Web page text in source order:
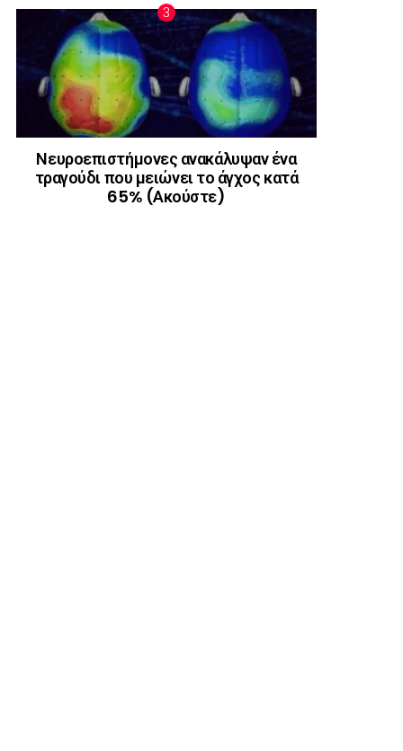
Νευροεπιστήμονες ανακάλυψαν ένα
τραγούδι που μειώνει το άγχος κατά
65% (Ακούστε)